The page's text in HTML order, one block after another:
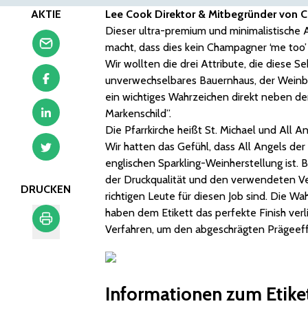
AKTIE
DRUCKEN
Lee Cook Direktor & Mitbegründer von
Dieser ultra-premium und
macht, dass dies kein Champagner ‘me
Wir wollten die drei Attribute, die diese
unverwechselbares Bauernhaus, der
ein wichtiges Wahrzeichen direkt neben
Markenschild”.
Die Pfarrkirche heißt St. Michael und All
Wir hatten das Gefühl, dass All Angels
englischen Sparkling-Weinherstellung ist.
der Druckqualität und den verwendeten
richtigen Leute für diesen Job sind. Die
haben dem Etikett das perfekte Finish
Verfahren, um den abgeschrägten
Informationen zum